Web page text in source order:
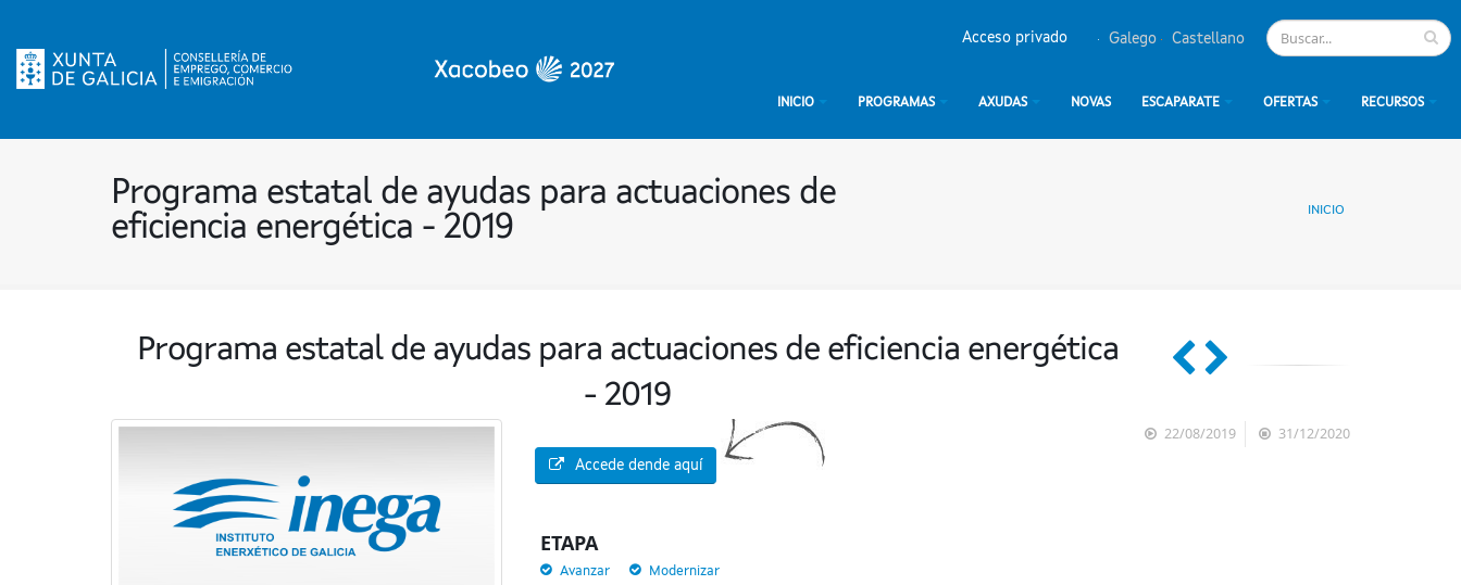
Galego Castellano
Acceso privado
INICIO PROGRAMAS AXUDAS NOVAS ESCAPARATE OFERTAS RECURSOS
Programa estatal de ayudas para actuaciones de
eficiencia energética - 2019
INICIO
Programa estatal de ayudas para actuaciones de eficiencia energética
- 2019
22/08/2019 31/12/2020
Accede dende aquí
ETAPA
Avanzar Modernizar